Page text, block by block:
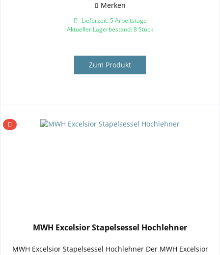
Merken
Lieferzeit: 5 Arbeitstage
Aktueller Lagerbestand: 8 Stück
Zum Produkt
MWH Excelsior Stapelsessel Hochlehner
MWH Excelsior Stapelsessel Hochlehner Der MWH Excelsior